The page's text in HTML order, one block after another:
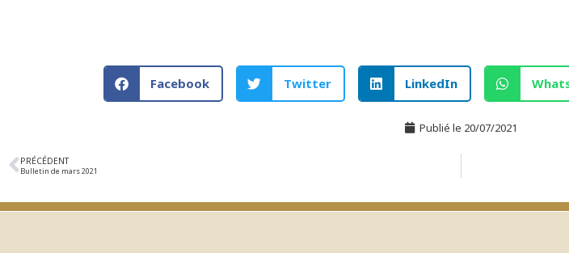
Facebook Twitter LinkedIn
Publié le 20/07/2021
PRÉCÉDENT
Bulletin de mars 2021